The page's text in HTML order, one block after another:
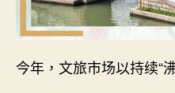
今年，文旅市场以持续“